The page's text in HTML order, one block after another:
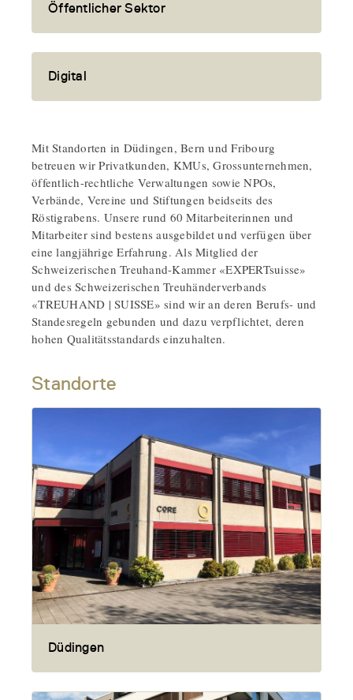
Öffentlicher Sektor
Digital
Mit Standorten in Düdingen, Bern und Fribourg
betreuen wir Privatkunden, KMUs, Grossunternehmen,
öffentlich-rechtliche Verwaltungen sowie NPOs,
Verbände, Vereine und Stiftungen beidseits des
Röstigrabens. Unsere rund 60 Mitarbeiterinnen und
Mitarbeiter sind bestens ausgebildet und verfügen über
eine langjährige Erfahrung. Als Mitglied der
Schweizerischen Treuhand-Kammer «EXPERTsuisse»
und des Schweizerischen Treuhänderverbands
«TREUHAND | SUISSE» sind wir an deren Berufs- und
Standesregeln gebunden und dazu verpflichtet, deren
hohen Qualitätsstandards einzuhalten.
Standorte
Düdingen